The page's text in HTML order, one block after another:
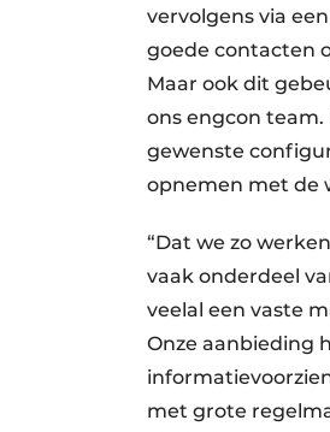
vervolgens via
goede contacten
Maar ook dit
ons engcon
gewenste
opnemen met de
“Dat we zo
vaak onderdeel
veelal een vaste
Onze aanbieding
met grote